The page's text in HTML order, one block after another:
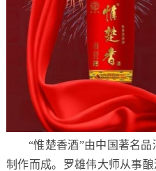
“惟楚香酒”由中国著名
制作而成。罗雄伟大师从事